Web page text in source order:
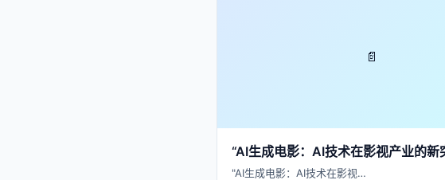
📄
“AI生成电影：AI技术在影视产业的新
"AI生成电影：AI技术在影视…